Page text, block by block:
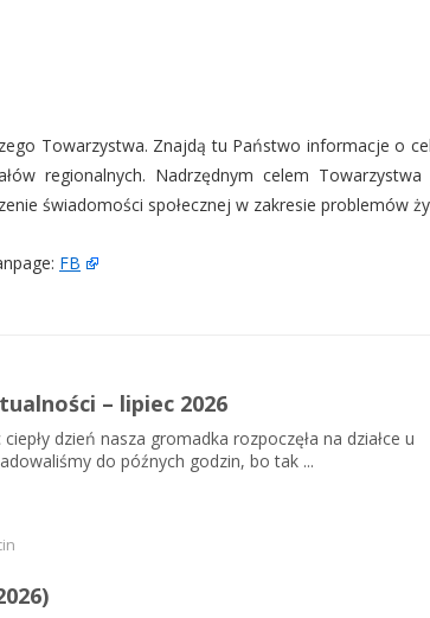
Towarzystwa. Znajdą tu Państwo informacje o
regionalnych. Nadrzędnym celem
świadomości społecznej w zakresie problemów
FB
– lipiec 2026
dzień nasza gromadka rozpoczęła na działce u
do późnych godzin, bo tak ...